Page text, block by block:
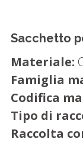
Sacchetto
Materiale:
Famiglia
Codifica
Tipo di
Raccolta